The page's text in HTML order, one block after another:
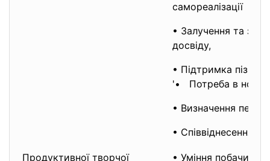
самореалізації
• Залучення та
• Підтримка
'• Потреба в нових
• Визначення
• Співвіднесення
Продуктивної творчої
• Уміння побачити